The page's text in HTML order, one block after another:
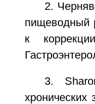
2.
пищеводный
к
3.